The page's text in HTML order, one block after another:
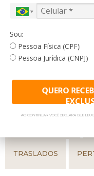
O Cana Brava All
estrutura de praia, lago
tênis, vôlei de praia,
campo de futebol.
animada programação de
Resort Hotel. Conheça
grupos.
FALE
GALERIA DE FOTOS
TRASLADOS
Sou:
Pessoa Física (CPF)
Pessoa Jurídica (CNPJ)
QUERO
AO CONTINUAR VOCÊ DECLARA QUE LEU